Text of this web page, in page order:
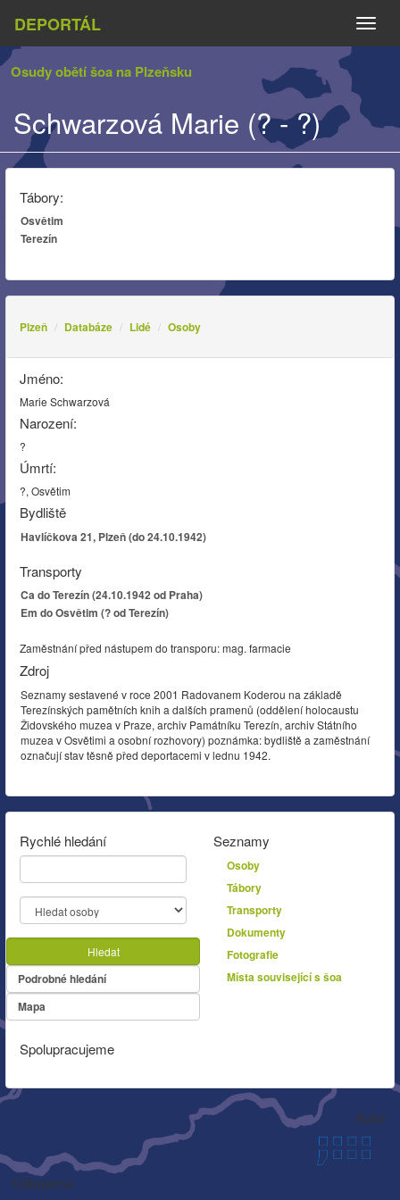
DEPORTÁL
Osudy obětí šoa na Plzeňsku
Schwarzová Marie (? - ?)
Tábory:
Osvětim
Terezín
Plzeň Databáze Lidé Osoby
Jméno:
Marie Schwarzová
Narození:
?
Úmrtí:
?, Osvětim
Bydliště
Havlíčkova 21, Plzeň (do 24.10.1942)
Transporty
Ca do Terezín (24.10.1942 od Praha)
Em do Osvětim (? od Terezín)
Zaměstnání před nástupem do transporu: mag. farmacie
Zdroj
Seznamy sestavené v roce 2001 Radovanem Koderou na základě
Terezínských pamětních knih a dalších pramenů (oddělení holocaustu
Židovského muzea v Praze, archiv Památníku Terezín, archiv Státního
muzea v Osvětimi a osobní rozhovory) poznámka: bydliště a zaměstnání
označují stav těsně před deportacemi v lednu 1942.
Rychlé hledání
Hledat
Podrobné hledání
Mapa
Seznamy
Osoby
Tábory
Transporty
Dokumenty
Fotografie
Místa související s šoa
Spolupracujeme
Autor
Děkujeme